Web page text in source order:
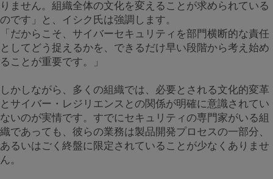
りません。組織全体の文化を変えることが求められている
のです」と、イシク氏は強調します。
「だからこそ、サイバーセキュリティを部門横断的な責任
としてどう捉えるかを、できるだけ早い段階から考え始め
ることが重要です。」
しかしながら、多くの組織では、必要とされる文化的変革
とサイバー・レジリエンスとの関係が明確に意識されてい
ないのが実情です。すでにセキュリティの専門家がいる組
織であっても、彼らの業務は製品開発プロセスの一部分、
あるいはごく終盤に限定されていることが少なくありませ
ん。